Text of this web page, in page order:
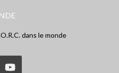
dans le monde